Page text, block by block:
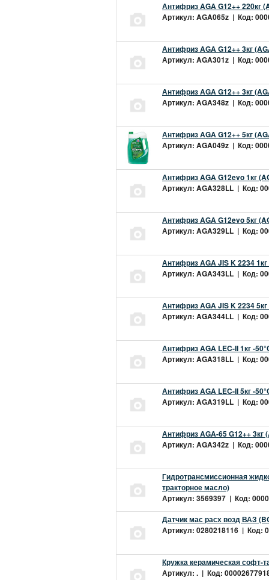
Антифриз AGA G12++ 220кг
Артикул: AGA065z | Код:
Антифриз AGA G12++ 3кг
Артикул: AGA301z | Код:
Антифриз AGA G12++ 3кг
Артикул: AGA348z | Код:
Антифриз AGA G12++ 5кг
Артикул: AGA049z | Код:
Антифриз AGA G12evo 1кг
Артикул: AGA328LL | Код:
Антифриз AGA G12evo 5кг
Артикул: AGA329LL | Код:
Антифриз AGA JIS K 2234
Артикул: AGA343LL | Код:
Антифриз AGA JIS K 2234
Артикул: AGA344LL | Код:
Антифриз AGA LEC-II 1кг -
Артикул: AGA318LL | Код:
Антифриз AGA LEC-II 5кг -
Артикул: AGA319LL | Код:
Антифриз AGA-65 G12++ 3кг
Артикул: AGA342z | Код:
Гидротрансмиссионная
тракторное масло)
Артикул: 3569397 | Код:
Датчик мас расх возд ВАЗ
Артикул: 0280218116 | Код:
Кружка керамическая софт-
Артикул: . | Код: